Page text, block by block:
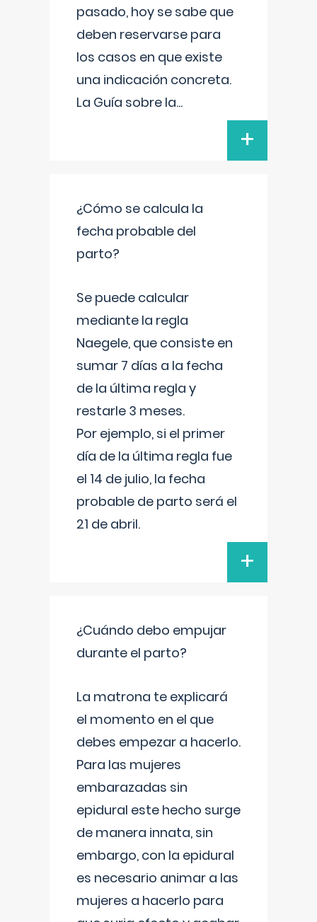
pasado, hoy se sabe que
deben reservarse para
los casos en que existe
una indicación concreta.
La Guía sobre la...
+
¿Cómo se calcula la
fecha probable del
parto?
Se puede calcular
mediante la regla
Naegele, que consiste en
sumar 7 días a la fecha
de la última regla y
restarle 3 meses.
Por ejemplo, si el primer
día de la última regla fue
el 14 de julio, la fecha
probable de parto será el
21 de abril.
+
¿Cuándo debo empujar
durante el parto?
La matrona te explicará
el momento en el que
debes empezar a hacerlo.
Para las mujeres
embarazadas sin
epidural este hecho surge
de manera innata, sin
embargo, con la epidural
es necesario animar a las
mujeres a hacerlo para